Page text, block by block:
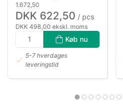
1.672,50
DKK 622,50 / pcs
DKK 498,00 ekskl. moms
Køb nu
5-7 hverdages
leveringstid